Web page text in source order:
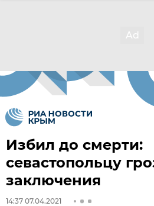
Избил до смерти:
севастопольцу
заключения
14:37 07.04.2021